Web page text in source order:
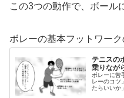
この3つの動作で、ボール
ボレーの基本フットワー
テニスの
乗りなが
ボレーに苦
レーのコツ
たらいいか